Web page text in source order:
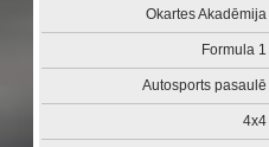
Okartes Akadēmija
Formula 1
Autosports pasaulē
4x4